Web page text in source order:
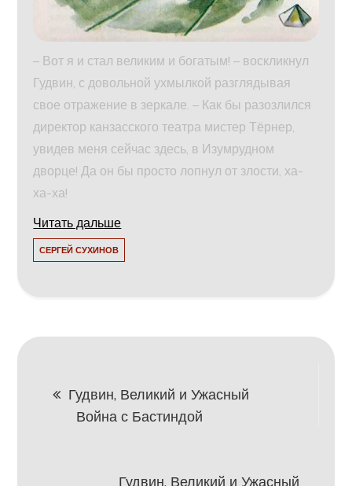
– Вот я и стал великим и богатым! – воскликнул
Гудвин, с довольной ухмылкой разглядывая
свое отражение в зеркале. – Как бы разозлился
директор канзасского театра мистер Тёрнер,
увидев меня сейчас здесь, в Изумрудном
дворце! Да он бы просто лопнул от злости, ха-
ха-ха!
Читать дальше
СЕРГЕЙ СУХИНОВ
Навигация
записям
Гудвин, Великий и Ужасный
Война с Бастиндой
Гудвин, Великий и Ужасный